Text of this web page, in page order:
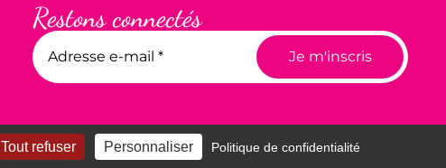
Restons connectés
Tout refuser Personnaliser Politique de confidentialité